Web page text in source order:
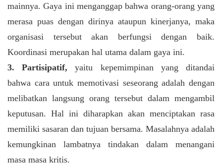
mainnya. Gaya ini menganggap bahwa orang-orang yang
merasa puas dengan dirinya ataupun kinerjanya, maka
organisasi tersebut akan berfungsi dengan baik.
Koordinasi merupakan hal utama dalam gaya ini.
3. Partisipatif,yaitu kepemimpinan yang ditandai
bahwa cara untuk memotivasi seseorang adalah dengan
melibatkan langsung orang tersebut dalam mengambil
keputusan. Hal ini diharapkan akan menciptakan rasa
memiliki sasaran dan tujuan bersama. Masalahnya adalah
kemungkinan lambatnya tindakan dalam menangani
masa masa kritis.